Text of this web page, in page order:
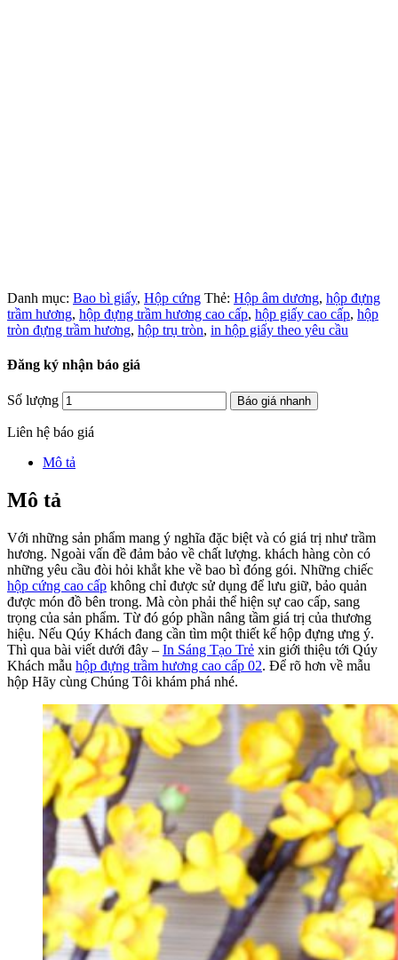
Danh mục: Bao bì giấy, Hộp cứng Thẻ: Hộp âm dương, hộp đựng
trầm hương, hộp đựng trầm hương cao cấp, hộp giấy cao cấp, hộp
tròn đựng trầm hương, hộp trụ tròn, in hộp giấy theo yêu cầu
Đăng ký nhận báo giá
Số lượng Báo giá nhanh
Liên hệ báo giá
Mô tả
Mô tả
Với những sản phẩm mang ý nghĩa đặc biệt và có giá trị như trầm
hương. Ngoài vấn đề đảm bảo về chất lượng. khách hàng còn có
những yêu cầu đòi hỏi khắt khe về bao bì đóng gói. Những chiếc
hộp cứng cao cấp không chỉ được sử dụng để lưu giữ, bảo quản
được món đồ bên trong. Mà còn phải thể hiện sự cao cấp, sang
trọng của sản phẩm. Từ đó góp phần nâng tầm giá trị của thương
hiệu. Nếu Qúy Khách đang cần tìm một thiết kế hộp đựng ưng ý.
Thì qua bài viết dưới đây – In Sáng Tạo Trẻ xin giới thiệu tới Qúy
Khách mẫu hộp đựng trầm hương cao cấp 02. Để rõ hơn về mẫu
hộp Hãy cùng Chúng Tôi khám phá nhé.